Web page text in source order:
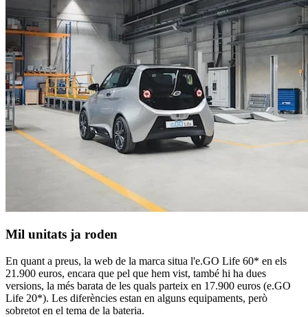
Mil unitats ja roden
En quant a preus, la web de la marca situa l'e.GO Life 60* en els
21.900 euros, encara que pel que hem vist, també hi ha dues
versions, la més barata de les quals parteix en 17.900 euros (e.GO
Life 20*). Les diferències estan en alguns equipaments, però
sobretot en el tema de la bateria.